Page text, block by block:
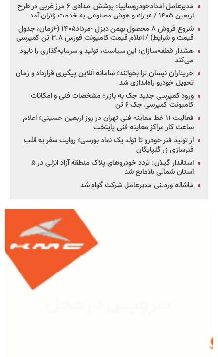
مدیرعامل امدادخودروسایپا: پوشش امدادی ۶ مرز غربی در طرح
اربعین ۱۴۰۵ / «یارا» و هوش مصنوعی به خدمت زائران آمد
شروع فروش ۸ محصول بهمن دیزل -مرداد۱۴۰۵ (+زمان، جدول
قیمت و شرایط) / اعلام قیمت کامیونت فورس ۳.۸ تن کمپرسی
هشدار قطعه‌سازان: این سیاست، تولید و سرمایه‌گذاری را نابود
می‌کند
خریداران نیسان ترا بخوانند؛ سامانه آنلاین پیگیری قرارداد و زمان
تحویل خودرو راه‌اندازی شد
ورود کمپرسی جدید جک به بازار؛ مشخصات فنی و امکانات
کامیونت کمپرسی جک ۶ تن
فعالیت ۱۱ خط معاینه فنی تهران در روز اربعین حسینی؛ اعلام
ساعت کار مراکز معاینه فنی پایتخت
از تولید فنر خودرو تا تولد یک نماد بورسی؛ روایت سفر به قلب
فنرسازی زر گلپایگان
استاندار گیلان: تردد خودروهای پلاک منطقه آزاد انزلی در ۵
استان شمالی بلامانع شد
ماشاله وردینی مدیرعامل شرکت گواه شد